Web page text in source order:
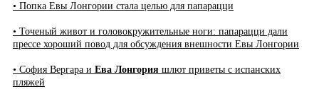
• Попка Евы Лонгории стала целью для папарацци
• Точеный живот и головокружительные ноги: папарацци дали
прессе хороший повод для обсуждения внешности Евы Лонгории
• София Вергара и Ева Лонгория шлют приветы с испанских
пляжей